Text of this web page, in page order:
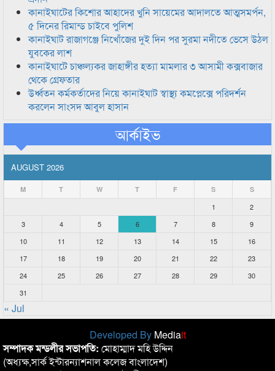
কানাইঘাটের কিশোর আহাদের খুনি সায়েমের আদালতে আত্মসমর্পন,
৫ দিনের রিমান্ড চাইবে পুলিশ
কানাইঘাট রাজাগঞ্জে নিখোঁজের দুই দিন পর সুরমা নদীতে ভেসে উঠল
যুবকের লাশ
কানাইঘাটে চাঞ্চল্যকর জাহাঙ্গীর হত্যা মামলার ৩ আসামী কক্সবাজার
থেকে গ্রেফতার
উর্ধ্বতন কর্মকর্তাদের নিয়ে কানাইঘাট স্বাস্থ্য কমপ্লেক্সে পরিদর্শন
করলেন সাংসদ আবুল হাসান
আর্কাইভ
AUGUST 2026
M T W T F S S
1
2
3
4 5 6 7 8
9
10
11 12 13 14 15
16
17
18 19 20 21 22
23
24
25 26 27 28 29
30
31
« Jul
Developed By Mediait
সম্পাদক মন্ডলীর সভাপতি: মোহাম্মাদ মহি উদ্দিন
(অধ্যক্ষ,সার্ক ইন্টারন্যাশনাল কলেজ বাংলাদেশ)